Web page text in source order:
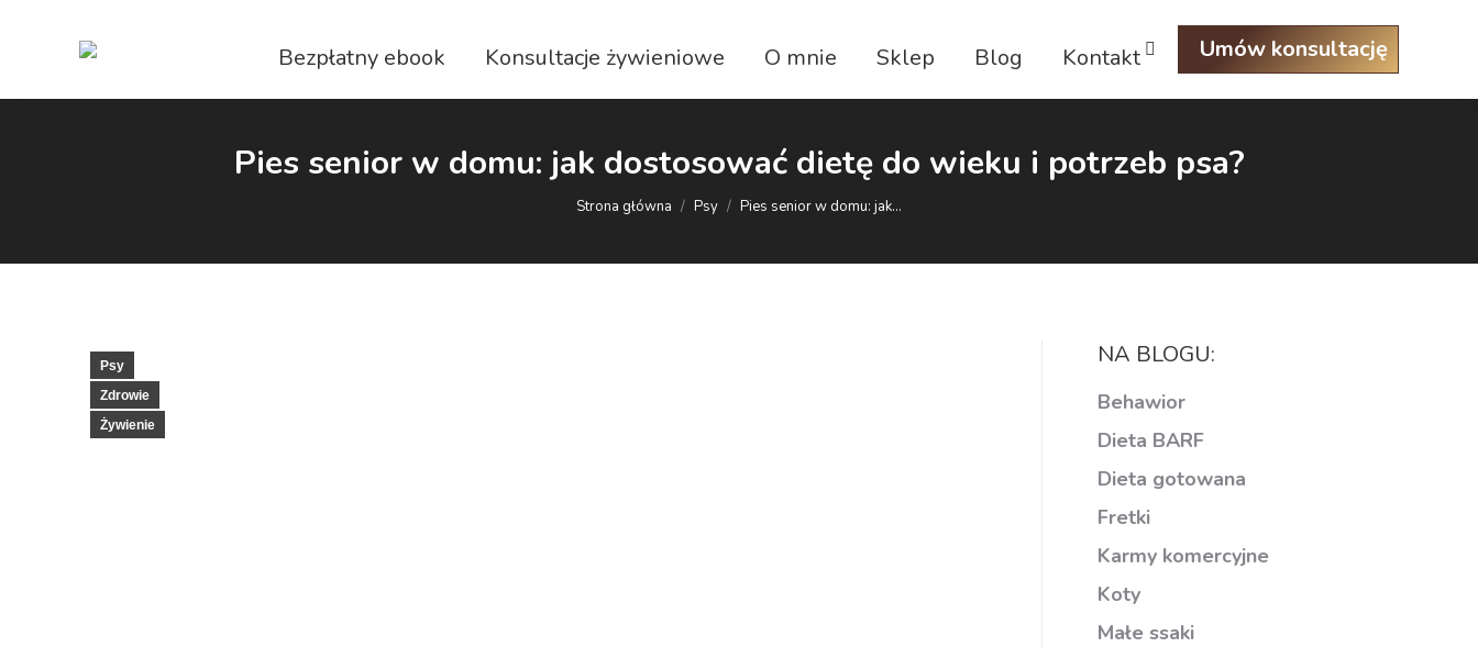
Bezpłatny ebook Konsultacje żywieniowe O mnie Sklep Blog Kontakt Szukaj:Umów konsultację
Pies senior w domu: jak dostosować dietę do wieku i potrzeb psa?
Jesteś tutaj:
Strona główna Psy Pies senior w domu: jak…
Psy
Zdrowie
Żywienie
NA BLOGU:
Behawior
Dieta BARF
Dieta gotowana
Fretki
Karmy komercyjne
Koty
Małe ssaki